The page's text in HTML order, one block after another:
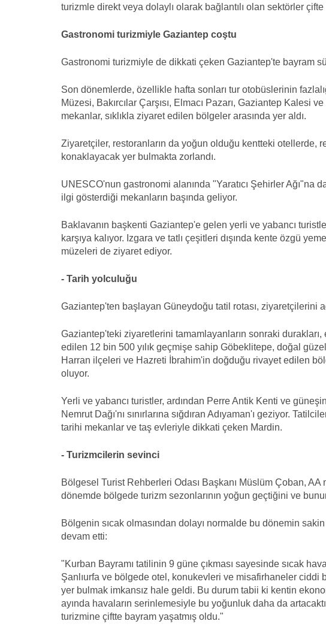
turizmle direkt veya dolaylı olarak bağlantılı olan sektörler çifte
Gastronomi turizmiyle Gaziantep coştu
Gastronomi turizmiyle de dikkati çeken Gaziantep'te bayram
Son dönemlerde, özellikle hafta sonları tur otobüslerinin
Müzesi, Bakırcılar Çarşısı, Elmacı Pazarı, Gaziantep Kalesi
mekanlar, sıklıkla ziyaret edilen bölgeler arasında yer aldı.
Ziyaretçiler, restoranların da yoğun olduğu kentteki otellerde,
konaklayacak yer bulmakta zorlandı.
UNESCO'nun gastronomi alanında "Yaratıcı Şehirler Ağı"na
ilgi gösterdiği mekanların başında geliyor.
Baklavanın başkenti Gaziantep'e gelen yerli ve yabancı
karşıya kalıyor. Izgara ve tatlı çeşitleri dışında kente özgü
müzeleri de ziyaret ediyor.
- Tarih yolculuğu
Gaziantep'ten başlayan Güneydoğu tatil rotası, ziyaretçilerini
Gaziantep'teki ziyaretlerini tamamlayanların sonraki durakları,
edilen 12 bin 500 yılık geçmişe sahip Göbeklitepe, doğal
Harran ilçeleri ve Hazreti İbrahim'in doğduğu rivayet edilen
oluyor.
Yerli ve yabancı turistler, ardından Perre Antik Kenti ve
Nemrut Dağı'nı sınırlarına sığdıran Adıyaman'ı geziyor.
tarihi mekanlar ve taş evleriyle dikkati çeken Mardin.
- Turizmcilerin sevinci
Bölgesel Turist Rehberleri Odası Başkanı Müslüm Çoban, AA
dönemde bölgede turizm sezonlarının yoğun geçtiğini ve
Bölgenin sıcak olmasından dolayı normalde bu dönemin
devam etti:
"Kurban Bayramı tatilinin 9 güne çıkması sayesinde sıcak
Şanlıurfa ve bölgede otel, konukevleri ve misafirhaneler ciddi
yer bulmak imkansız hale geldi. Bu durum tabii ki kentin
ayında havaların serinlemesiyle bu yoğunluk daha da
turizmine çiftte bayram yaşatmış oldu."